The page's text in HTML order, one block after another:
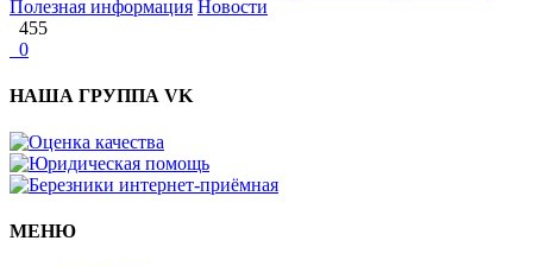
Полезная информация Новости
455
0
НАША ГРУППА VK
МЕНЮ